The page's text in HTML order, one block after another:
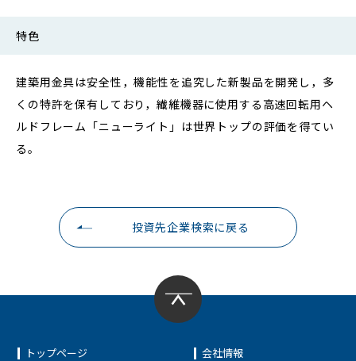
特色
建築用金具は安全性，機能性を追究した新製品を開発し，多
くの特許を保有しており，繊維機器に使用する高速回転用ヘ
ルドフレーム「ニューライト」は世界トップの評価を得てい
る。
投資先企業検索に戻る
トップページ 会社情報